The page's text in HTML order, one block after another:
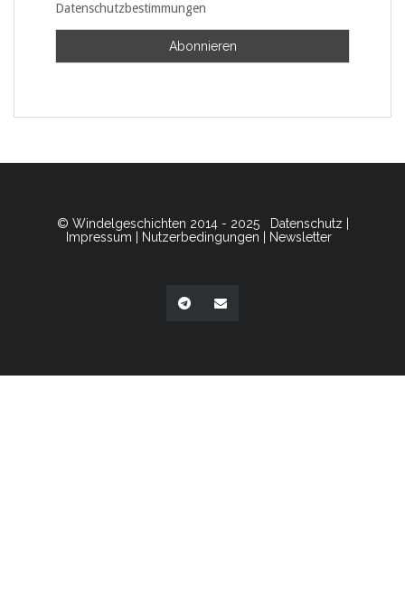
Datenschutzbestimmungen
© Windelgeschichten 2014 - 2025 Datenschutz
Impressum
Nutzerbedingungen Newsletter